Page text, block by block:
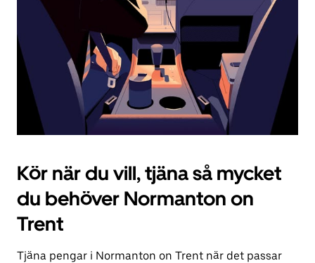
kalendern.
Kör när du vill, tjäna så mycket
du behöver Normanton on
Trent
Tjäna pengar i Normanton on Trent när det passar